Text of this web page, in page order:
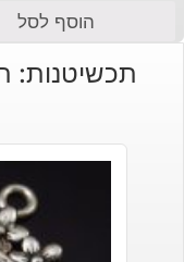
המקורי
היה:
הנוכחי
הוא:
הוסף לסל
תכשיטנות: